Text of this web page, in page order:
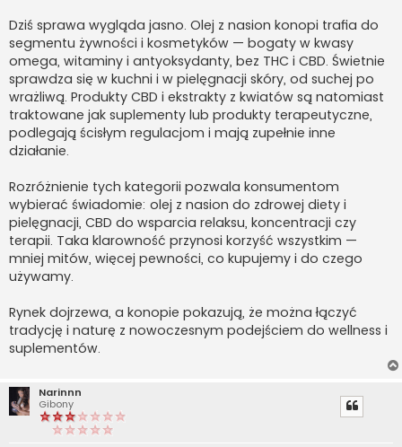
Dziś sprawa wygląda jasno. Olej z nasion konopi trafia do
segmentu żywności i kosmetyków — bogaty w kwasy
omega, witaminy i antyoksydanty, bez THC i CBD. Świetnie
sprawdza się w kuchni i w pielęgnacji skóry, od suchej po
wrażliwą. Produkty CBD i ekstrakty z kwiatów są natomiast
traktowane jak suplementy lub produkty terapeutyczne,
podlegają ścisłym regulacjom i mają zupełnie inne
działanie.
Rozróżnienie tych kategorii pozwala konsumentom
wybierać świadomie: olej z nasion do zdrowej diety i
pielęgnacji, CBD do wsparcia relaksu, koncentracji czy
terapii. Taka klarowność przynosi korzyść wszystkim —
mniej mitów, więcej pewności, co kupujemy i do czego
używamy.
Rynek dojrzewa, a konopie pokazują, że można łączyć
tradycję i naturę z nowoczesnym podejściem do wellness i
suplementów.
Narinnn
Gibony